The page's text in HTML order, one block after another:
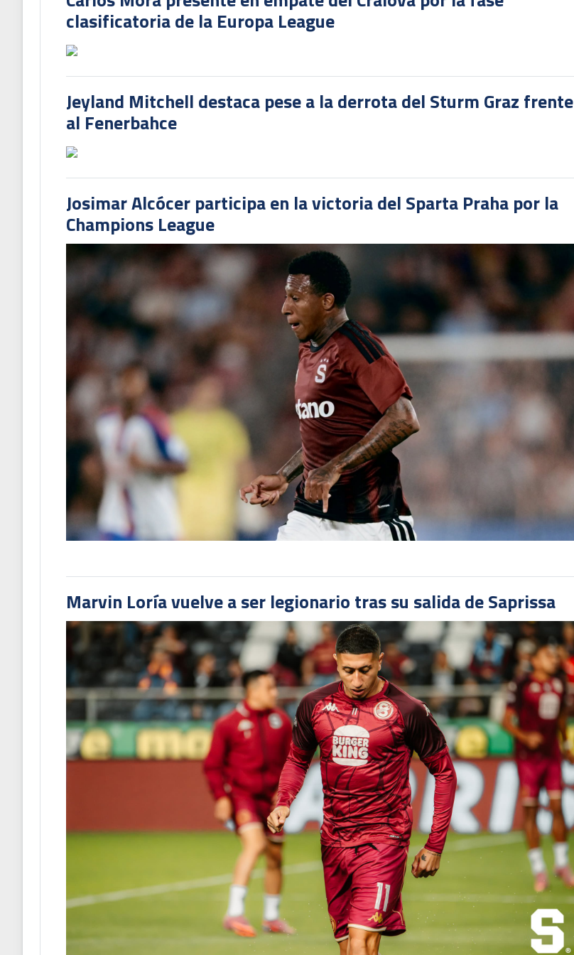
clasificatoria de la Europa League
Jeyland Mitchell destaca pese a la derrota del Sturm Graz frente
al Fenerbahce
Josimar Alcócer participa en la victoria del Sparta Praha por la
Champions League
Marvin Loría vuelve a ser legionario tras su salida de Saprissa